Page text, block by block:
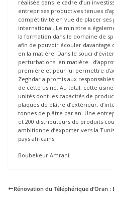
réalisée dans le cadre d’un
entreprises productives tenues
compétitivité en vue de placer
international. Le ministre a
la formation dans le domaine de
afin de pouvoir écouler
en la matière. Dans le souci
perturbations en matière
première et pour lui permettre
Zeghdar a promis aux
de cette usine. Au total, cette
unités dont les capacités de
plaques de plâtre d’extérieur,
tonnes de plâtre par an. Une
et 200 distributeurs de produits
ambitionne d’exporter vers la
pays africains.
Boubekeur Amrani
Rénovation du Téléphérique d’Oran :